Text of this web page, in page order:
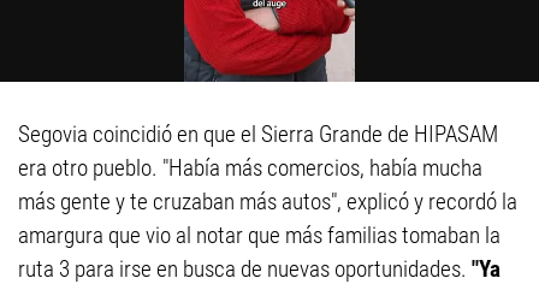
Segovia coincidió en que el Sierra Grande de HIPASAM
era otro pueblo. "Había más comercios, había mucha
más gente y te cruzaban más autos", explicó y recordó la
amargura que vio al notar que más familias tomaban la
ruta 3 para irse en busca de nuevas oportunidades. "Ya